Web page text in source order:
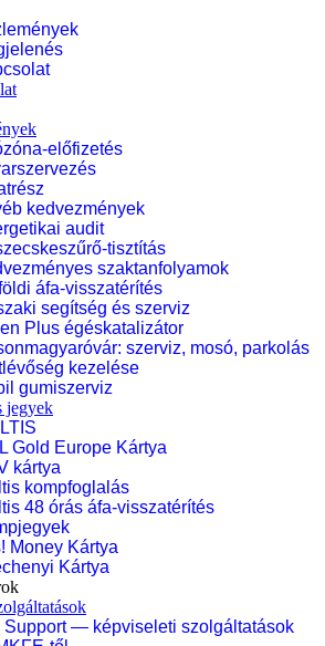
előfizetés
kedvezmények
audit
tisztítás
szaktanfolyamok
áfa-visszatérítés
segítség és szerviz
Plus égéskatalizátor
szerviz, mosó, parkolás
kezelése
gumiszerviz
jegyek
Gold Europe Kártya
kártya
kompfoglalás
48 órás áfa-visszatérítés
Money Kártya
Kártya
Support — képviseleti szolgáltatások